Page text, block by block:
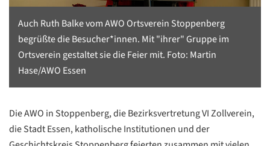
Auch Ruth Balke vom AWO Ortsverein Stoppenberg
begrüßte die Besucher*innen. Mit "ihrer" Gruppe im
Ortsverein gestaltet sie die Feier mit. Foto: Martin
Hase/AWO Essen
Die AWO in Stoppenberg, die Bezirksvertretung VI Zollverein,
die Stadt Essen, katholische Institutionen und der